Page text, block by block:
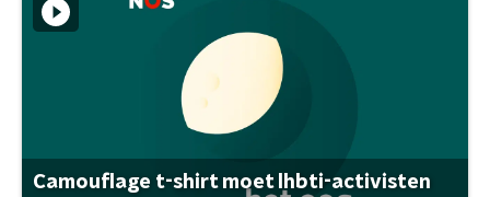
Camouflage t-shirt moet lhbti-activisten